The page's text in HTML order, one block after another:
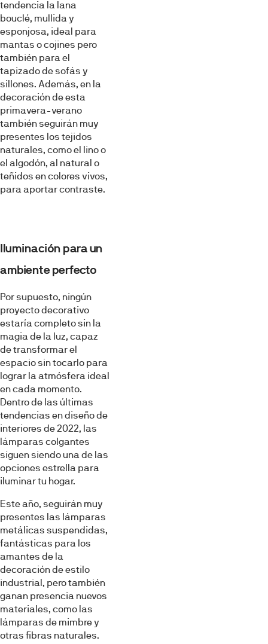
tendencia la lana
bouclé, mullida y
esponjosa, ideal para
mantas o cojines pero
también para el
tapizado de sofás y
sillones. Además, en la
decoración de esta
primavera-verano
también seguirán muy
presentes los tejidos
naturales, como el lino o
el algodón, al natural o
teñidos en colores vivos,
para aportar contraste.
Iluminación para un
ambiente perfecto
Por supuesto, ningún
proyecto decorativo
estaría completo sin la
magia de la luz, capaz
de transformar el
espacio sin tocarlo para
lograr la atmósfera ideal
en cada momento.
Dentro de las últimas
tendencias en diseño de
interiores de 2022, las
lámparas colgantes
siguen siendo una de las
opciones estrella para
iluminar tu hogar.
Este año, seguirán muy
presentes las lámparas
metálicas suspendidas,
fantásticas para los
amantes de la
decoración de estilo
industrial, pero también
ganan presencia nuevos
materiales, como las
lámparas de mimbre y
otras fibras naturales.